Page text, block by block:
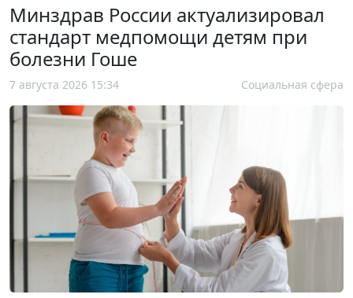
Минздрав России актуализировал
стандарт медпомощи детям при
болезни Гоше
7 августа 2026 15:34 Социальная сфера